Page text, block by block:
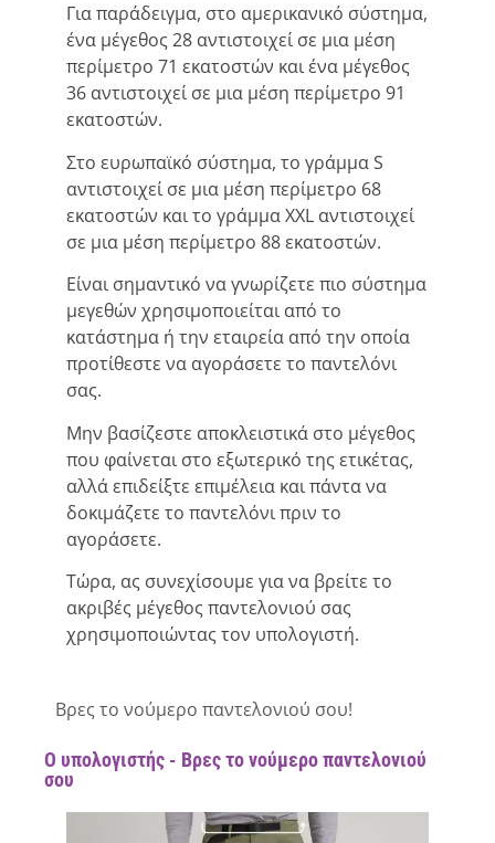
Για παράδειγμα, στο αμερικανικό σύστημα,
ένα μέγεθος 28 αντιστοιχεί σε μια μέση
περίμετρο 71 εκατοστών και ένα μέγεθος
36 αντιστοιχεί σε μια μέση περίμετρο 91
εκατοστών.
Στο ευρωπαϊκό σύστημα, το γράμμα S
αντιστοιχεί σε μια μέση περίμετρο 68
εκατοστών και το γράμμα XXL αντιστοιχεί
σε μια μέση περίμετρο 88 εκατοστών.
Είναι σημαντικό να γνωρίζετε πιο σύστημα
μεγεθών χρησιμοποιείται από το
κατάστημα ή την εταιρεία από την οποία
προτίθεστε να αγοράσετε το παντελόνι
σας.
Μην βασίζεστε αποκλειστικά στο μέγεθος
που φαίνεται στο εξωτερικό της ετικέτας,
αλλά επιδείξτε επιμέλεια και πάντα να
δοκιμάζετε το παντελόνι πριν το
αγοράσετε.
Τώρα, ας συνεχίσουμε για να βρείτε το
ακριβές μέγεθος παντελονιού σας
χρησιμοποιώντας τον υπολογιστή.
Βρες το νούμερο παντελονιού σου!
Ο υπολογιστής - Βρες το νούμερο παντελονιού
σου